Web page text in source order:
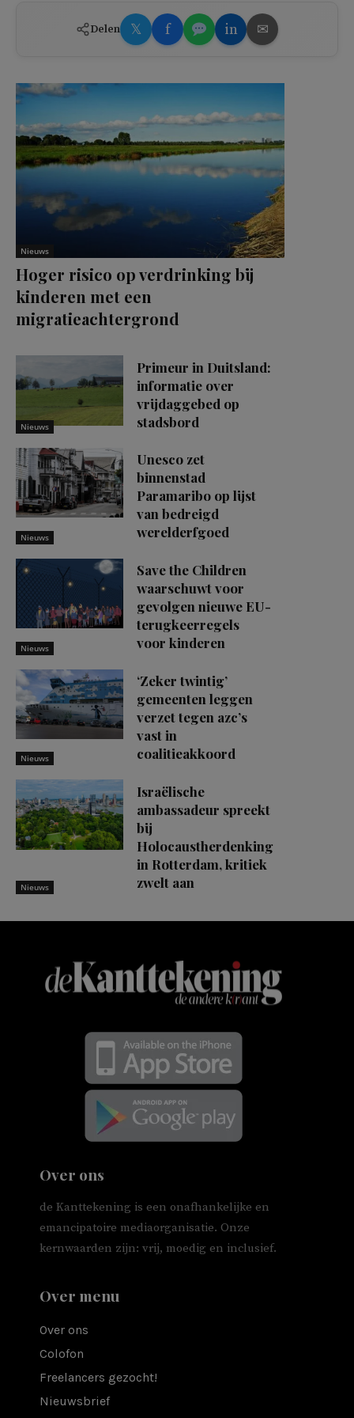
Delen 𝕏 f in ✉
Nieuws
Hoger risico op verdrinking bij
kinderen met een
migratieachtergrond
Nieuws
Primeur in Duitsland:
informatie over
vrijdaggebed op
stadsbord
Nieuws
Unesco zet
binnenstad
Paramaribo op lijst
van bedreigd
werelderfgoed
Nieuws
Save the Children
waarschuwt voor
gevolgen nieuwe EU-
terugkeerregels
voor kinderen
Nieuws
‘Zeker twintig’
gemeenten leggen
verzet tegen azc’s
vast in
coalitieakkoord
Nieuws
Israëlische
ambassadeur spreekt
bij
Holocaustherdenking
in Rotterdam, kritiek
zwelt aan
Over ons
de Kanttekening is een onafhankelijke en
emancipatoire mediaorganisatie. Onze
kernwaarden zijn: vrij, moedig en inclusief.
Over menu
Over ons
Colofon
Freelancers gezocht!
Nieuwsbrief